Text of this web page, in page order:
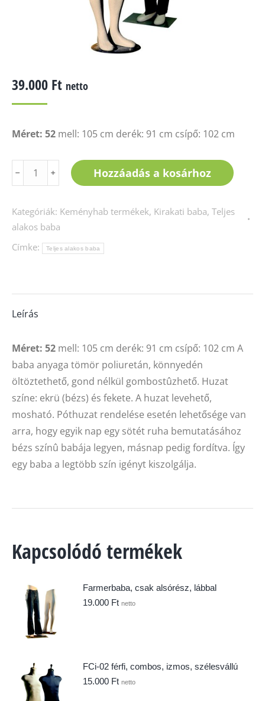
39.000 Ft netto
Méret: 52 mell: 105 cm derék: 91 cm csípő: 102 cm
-
teljes
alakos,
combos,
﹣ ﹢ Hozzáadás a kosárhoz
Kategóriák: Keményhab termékek, Kirakati baba, Teljes
alakos baba
Címke:
Teljes alakos baba
Leírás
Méret: 52 mell: 105 cm derék: 91 cm csípő: 102 cm A
baba anyaga tömör poliuretán, könnyedén
öltöztethető, gond nélkül gombostûzhető. Huzat
színe: ekrü (bézs) és fekete. A huzat levehető,
mosható. Póthuzat rendelése esetén lehetősége van
arra, hogy egyik nap egy sötét ruha bemutatásához
bézs színû babája legyen, másnap pedig fordítva. Így
egy baba a legtöbb szín igényt kiszolgálja.
Kapcsolódó termékek
Farmerbaba, csak alsórész, lábbal
19.000 Ft netto
FCi-02 férfi, combos, izmos, szélesvállú
15.000 Ft netto